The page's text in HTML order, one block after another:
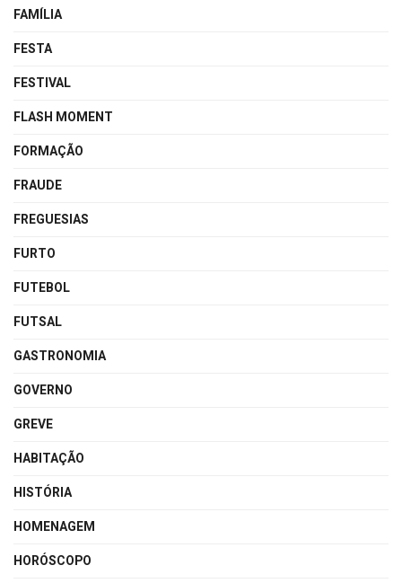
FAMÍLIA
FESTA
FESTIVAL
FLASH MOMENT
FORMAÇÃO
FRAUDE
FREGUESIAS
FURTO
FUTEBOL
FUTSAL
GASTRONOMIA
GOVERNO
GREVE
HABITAÇÃO
HISTÓRIA
HOMENAGEM
HORÓSCOPO